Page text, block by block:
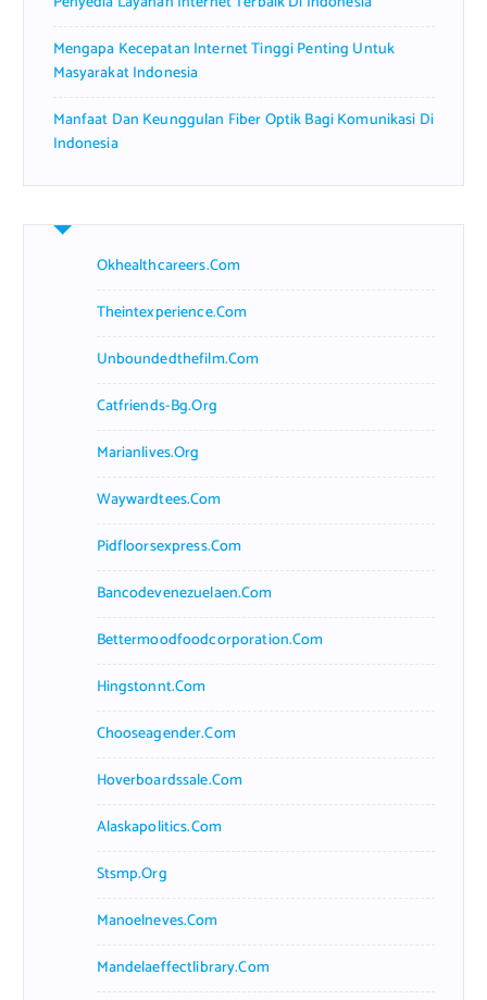
Mengapa Kecepatan Internet Tinggi Penting Untuk
Masyarakat Indonesia
Manfaat Dan Keunggulan Fiber Optik Bagi Komunikasi Di
Indonesia
Okhealthcareers.com
Theintexperience.com
Unboundedthefilm.com
Catfriends-Bg.org
Marianlives.org
Waywardtees.com
Pidfloorsexpress.com
Bancodevenezuelaen.com
Bettermoodfoodcorporation.com
Hingstonnt.com
Chooseagender.com
Hoverboardssale.com
Alaskapolitics.com
Stsmp.org
Manoelneves.com
Mandelaeffectlibrary.com